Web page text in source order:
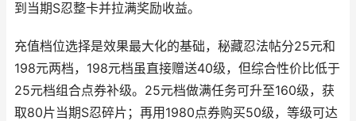
到当期S忍整卡并拉满奖励收益。
充值档位选择是效果最大化的基础，秘藏忍法帖分25元和
198元两档，198元档虽直接赠送40级，但综合性价比低于
25元档组合点券补级。25元档做满任务可升至160级，获
取80片当期S忍碎片；再用1980点券购买50级，等级可达